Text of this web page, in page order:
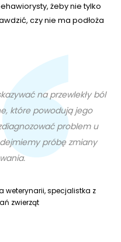
żeby nie tylko
czy nie ma podłoża
na przewlekły ból
które powodują jego
problem u
próbę zmiany
weterynarii, specjalistka z
zwierząt